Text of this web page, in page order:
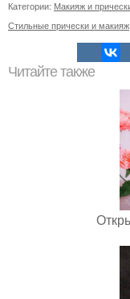
Категории: Макияж и
Стильные прически и макияж
Читайте также